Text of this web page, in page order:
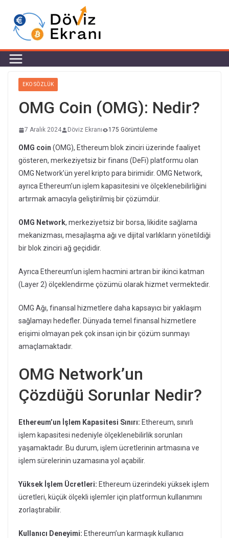
EKO SÖZLÜK
OMG Coin (OMG): Nedir?
7 Aralık 2024 Döviz Ekranı 175 Görüntüleme
OMG coin (OMG), Ethereum blok zinciri üzerinde faaliyet
gösteren, merkeziyetsiz bir finans (DeFi) platformu olan
OMG Network’ün yerel kripto para birimidir. OMG Network,
ayrıca Ethereum’un işlem kapasitesini ve ölçeklenebilirliğini
artırmak amacıyla geliştirilmiş bir çözümdür.
OMG Network, merkeziyetsiz bir borsa, likidite sağlama
mekanizması, mesajlaşma ağı ve dijital varlıkların yönetildiği
bir blok zinciri ağ geçididir.
Ayrıca Ethereum’un işlem hacmini artıran bir ikinci katman
(Layer 2) ölçeklendirme çözümü olarak hizmet vermektedir.
OMG Ağı, finansal hizmetlere daha kapsayıcı bir yaklaşım
sağlamayı hedefler. Dünyada temel finansal hizmetlere
erişimi olmayan pek çok insan için bir çözüm sunmayı
amaçlamaktadır.
OMG Network’un
Çözdüğü Sorunlar Nedir?
Ethereum’un İşlem Kapasitesi Sınırı: Ethereum, sınırlı
işlem kapasitesi nedeniyle ölçeklenebilirlik sorunları
yaşamaktadır. Bu durum, işlem ücretlerinin artmasına ve
işlem sürelerinin uzamasına yol açabilir.
Yüksek İşlem Ücretleri: Ethereum üzerindeki yüksek işlem
ücretleri, küçük ölçekli işlemler için platformun kullanımını
zorlaştırabilir.
Kullanıcı Deneyimi: Ethereum’un karmaşık kullanıcı